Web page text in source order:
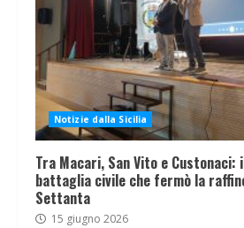
Notizie dalla Sicilia
Tra Macari, San Vito e Custonaci:
battaglia civile che fermò la
Settanta
15 giugno 2026